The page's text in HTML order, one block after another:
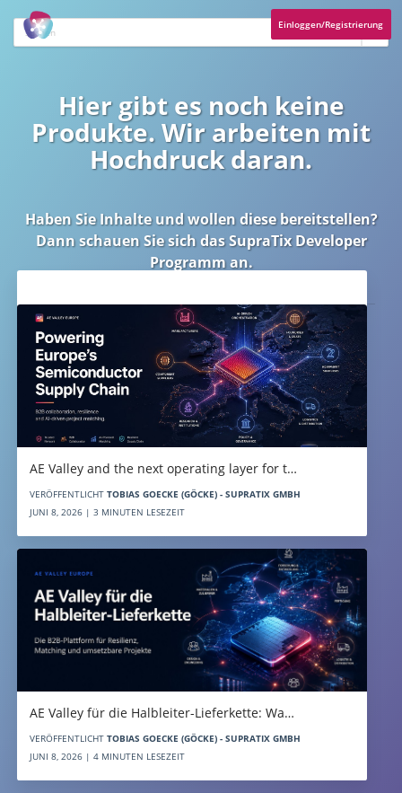
Einloggen/Registrierung
Hier gibt es noch keine
Produkte. Wir arbeiten mit
Hochdruck daran.
Haben Sie Inhalte und wollen diese bereitstellen?
Dann schauen Sie sich dasSupraTix Developer
Programman.
AE Valley and the next operating layer for t…
VERÖFFENTLICHT TOBIAS GOECKE (GÖCKE) - SUPRATIX GMBH
JUNI 8, 2026 | 3 MINUTEN LESEZEIT
AE Valley für die Halbleiter-Lieferkette: Wa…
VERÖFFENTLICHT TOBIAS GOECKE (GÖCKE) - SUPRATIX GMBH
JUNI 8, 2026 | 4 MINUTEN LESEZEIT